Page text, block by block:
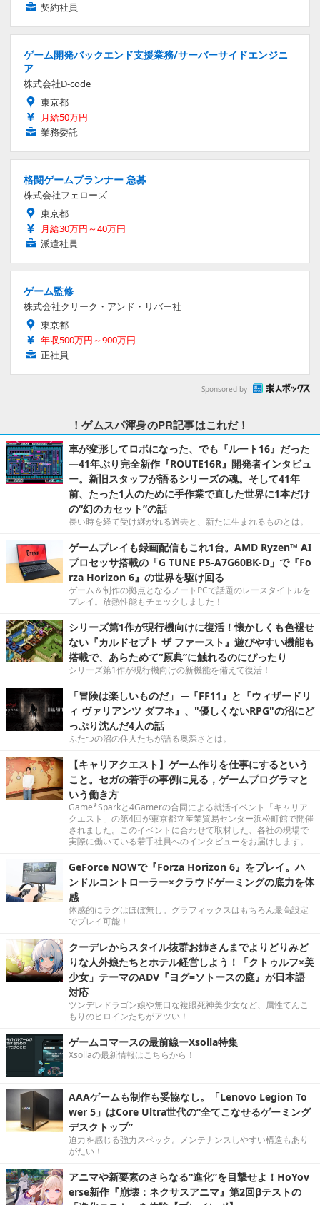
契約社員
ゲーム開発バックエンド支援業務/サーバーサイドエンジニ
ア
株式会社D-code
東京都
月給50万円
業務委託
格闘ゲームプランナー 急募
株式会社フェローズ
東京都
月給30万円～40万円
派遣社員
ゲーム監修
株式会社クリーク・アンド・リバー社
東京都
年収500万円～900万円
正社員
Sponsored by
！ゲムスパ渾身のPR記事はこれだ！
車が変形してロボになった、でも『ルート16』だった
―41年ぶり完全新作『ROUTE16R』開発者インタビュ
ー。新旧スタッフが語るシリーズの魂。そして41年
前、たった1人のために手作業で直した世界に1本だけ
の“幻のカセット”の話
長い時を経て受け継がれる過去と、新たに生まれるものとは。
ゲームプレイも録画配信もこれ1台。AMD Ryzen™ AI
プロセッサ搭載の「G TUNE P5-A7G60BK-D」で『Fo
rza Horizon 6』の世界を駆け回る
ゲーム＆制作の拠点となるノートPCで話題のレースタイトルを
プレイ。放熱性能もチェックしました！
シリーズ第1作が現行機向けに復活！懐かしくも色褪せ
ない『カルドセプト ザ ファースト』遊びやすい機能も
搭載で、あらためて“原典”に触れるのにぴったり
シリーズ第1作が現行機向けの新機能を備えて復活！
「冒険は楽しいものだ」 ─『FF11』と『ウィザードリ
ィ ヴァリアンツ ダフネ』、"優しくないRPG"の沼にど
っぷり沈んだ4人の話
ふたつの沼の住人たちが語る奥深さとは。
【キャリアクエスト】ゲーム作りを仕事にするという
こと。セガの若手の事例に見る，ゲームプログラマと
いう働き方
Game*Sparkと4Gamerの合同による就活イベント「キャリア
クエスト」の第4回が東京都立産業貿易センター浜松町館で開催
されました。このイベントに合わせて取材した、各社の現場で
実際に働いている若手社員へのインタビューをお届けします。
GeForce NOWで『Forza Horizon 6』をプレイ。ハ
ンドルコントローラー×クラウドゲーミングの底力を体
感
体感的にラグはほぼ無し。グラフィックスはもちろん最高設定
でプレイ可能！
クーデレからスタイル抜群お姉さんまでよりどりみど
りな人外娘たちとホテル経営しよう！「クトゥルフ×美
少女」テーマのADV『ヨグ=ソトースの庭』が日本語
対応
ツンデレドラゴン娘や無口な複眼死神美少女など、属性てんこ
もりのヒロインたちがアツい！
ゲームコマースの最前線ーXsolla特集
Xsollaの最新情報はこちらから！
AAAゲームも制作も妥協なし。「Lenovo Legion To
wer 5」はCore Ultra世代の“全てこなせるゲーミング
デスクトップ”
迫力を感じる強力スペック。メンテナンスしやすい構造もあり
がたい！
アニマや新要素のさらなる“進化”を目撃せよ！HoYov
erse新作『崩壊：ネクサスアニマ』第2回βテストの